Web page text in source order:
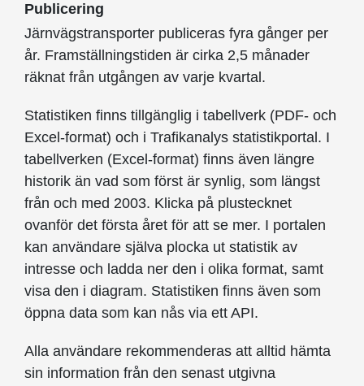
Publicering
Järnvägstransporter publiceras fyra gånger per
år. Framställnings­tiden är cirka 2,5 månader
räknat från utgången av varje kvartal.
Statistiken finns tillgänglig i tabellverk (PDF- och
Excel-format) och i Trafikanalys statistikportal. I
tabellverken (Excel-format) finns även längre
historik än vad som först är synlig, som längst
från och med 2003. Klicka på plustecknet
ovanför det första året för att se mer. I portalen
kan användare själva plocka ut statistik av
intresse och ladda ner den i olika format, samt
visa den i diagram. Statistiken finns även som
öppna data som kan nås via ett API.
Alla användare rekommenderas att alltid hämta
sin information från den senast utgivna